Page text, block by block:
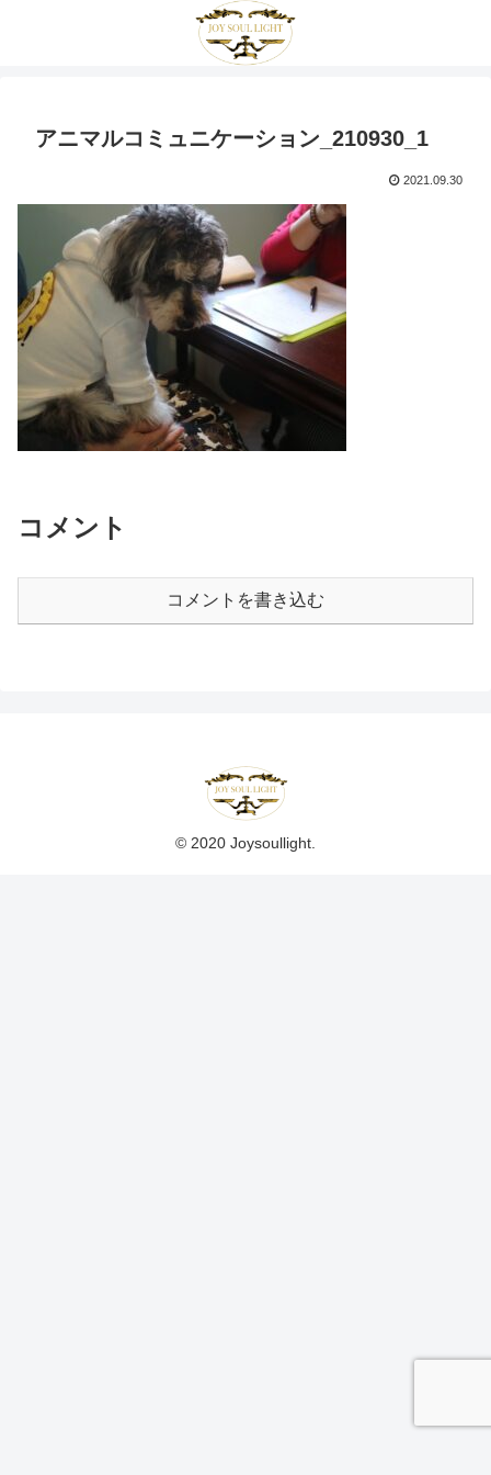
アニマルコミュニケーション_210930_1
2021.09.30
コメント
コメントを書き込む
© 2020 Joysoullight.